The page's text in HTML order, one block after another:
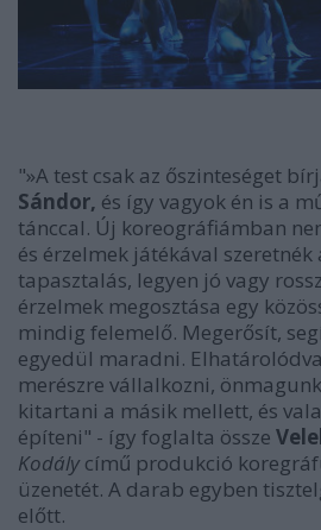
"»A test csak az őszinteséget
Sándor, és így vagyok én is a
tánccal. Új koreográfiámban
és érzelmek játékával szeretnék
tapasztalás, legyen jó vagy
érzelmek megosztása egy
mindig felemelő. Megerősít,
egyedül maradni.
merészre vállalkozni,
kitartani a másik mellett, és
építeni" - így foglalta össze
Kodály című produkció
üzenetét. A darab egyben
előtt.